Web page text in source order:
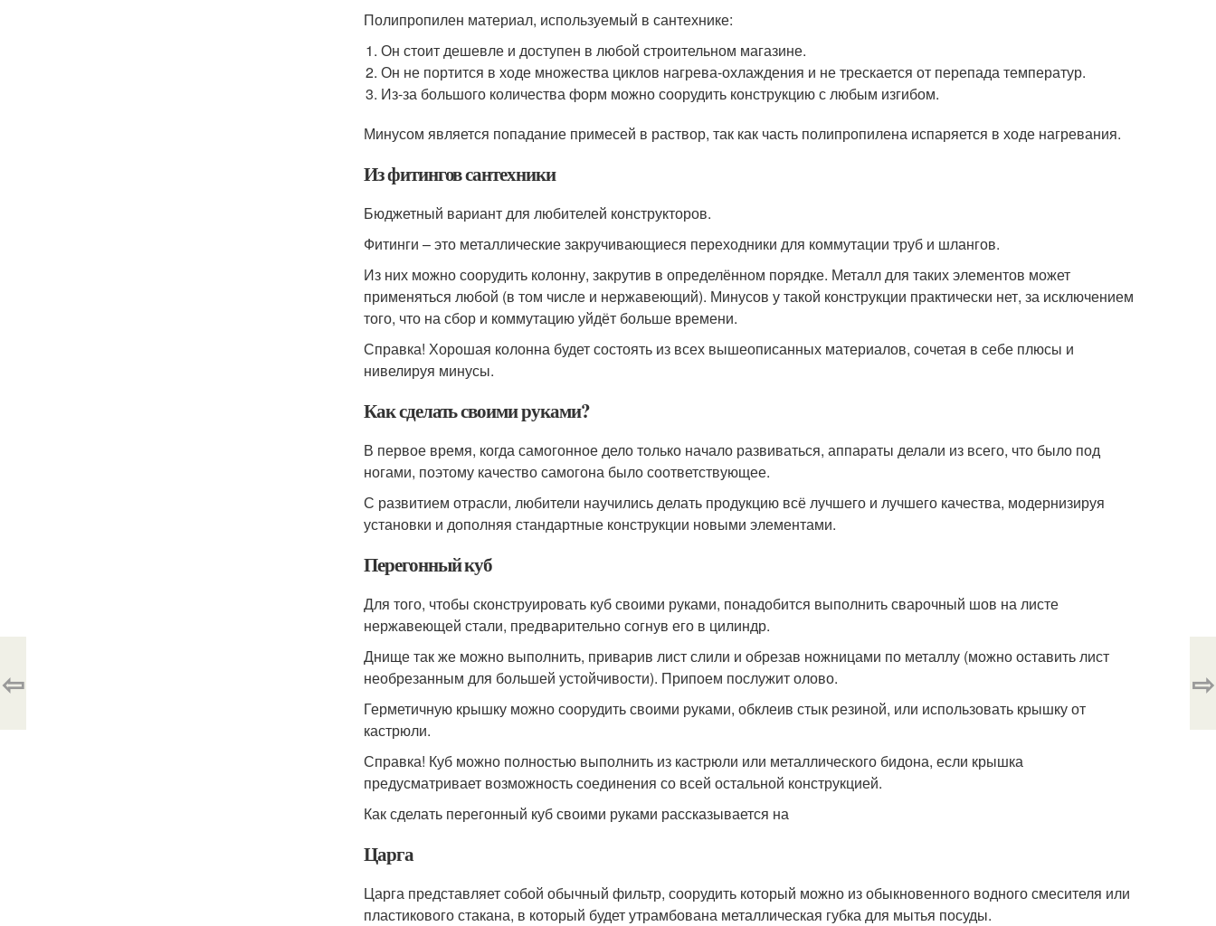
Полипропилен материал, используемый в сантехнике:
Он стоит дешевле и доступен в любой строительном магазине.
Он не портится в ходе множества циклов нагрева-охлаждения и не трескается от перепада температур.
Из-за большого количества форм можно соорудить конструкцию с любым изгибом.
Минусом является попадание примесей в раствор, так как часть полипропилена испаряется в ходе нагревания.
Из фитингов сантехники
Бюджетный вариант для любителей конструкторов.
Фитинги – это металлические закручивающиеся переходники для коммутации труб и шлангов.
Из них можно соорудить колонну, закрутив в определённом порядке. Металл для таких элементов может
применяться любой (в том числе и нержавеющий). Минусов у такой конструкции практически нет, за исключением
того, что на сбор и коммутацию уйдёт больше времени.
Справка! Хорошая колонна будет состоять из всех вышеописанных материалов, сочетая в себе плюсы и
нивелируя минусы.
Как сделать своими руками?
В первое время, когда самогонное дело только начало развиваться, аппараты делали из всего, что было под
ногами, поэтому качество самогона было соответствующее.
С развитием отрасли, любители научились делать продукцию всё лучшего и лучшего качества, модернизируя
установки и дополняя стандартные конструкции новыми элементами.
Перегонный куб
Для того, чтобы сконструировать куб своими руками, понадобится выполнить сварочный шов на листе
нержавеющей стали, предварительно согнув его в цилиндр.
Днище так же можно выполнить, приварив лист слили и обрезав ножницами по металлу (можно оставить лист
необрезанным для большей устойчивости). Припоем послужит олово.
Герметичную крышку можно соорудить своими руками, обклеив стык резиной, или использовать крышку от
кастрюли.
Справка! Куб можно полностью выполнить из кастрюли или металлического бидона, если крышка
предусматривает возможность соединения со всей остальной конструкцией.
Как сделать перегонный куб своими руками рассказывается на
Царга
Царга представляет собой обычный фильтр, соорудить который можно из обыкновенного водного смесителя или
пластикового стакана, в который будет утрамбована металлическая губка для мытья посуды.
⇦ ⇨